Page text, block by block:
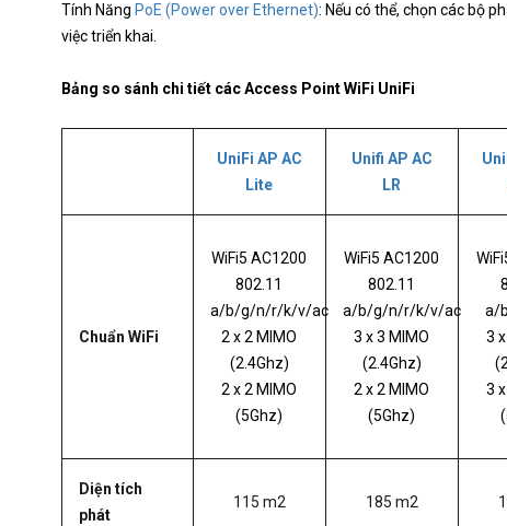
Tính Năng PoE (Power over Ethernet): Nếu có thể, chọn các bộ
việc triển khai.
Bảng so sánh chi tiết các Access Point WiFi UniFi
UniFi AP AC
Lite
Unifi AP AC
LR
Chuẩn WiFi
WiFi5 AC1200
802.11
a/b/g/n/r/k/v/ac
2 x 2 MIMO
(2.4Ghz)
2 x 2 MIMO
(5Ghz)
WiFi5 AC1200
802.11
a/b/g/n/r/k/v/ac
3 x 3 MIMO
(2.4Ghz)
2 x 2 MIMO
(5Ghz)
a/
3
3
Diện tích
phát
115 m2 185 m2